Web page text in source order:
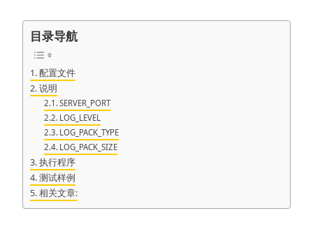
目录导航
配置文件
说明
SERVER_PORT
LOG_LEVEL
LOG_PACK_TYPE
LOG_PACK_SIZE
执行程序
测试样例
相关文章: